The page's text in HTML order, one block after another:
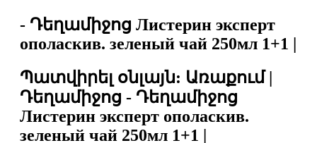
- Դեղամիջոց Листерин эксперт
ополаскив. зеленый чай 250мл 1+1 |
Պատվիրել օնլայն: Առաքում |
Դեղամիջոց - Դեղամիջոց
Листерин эксперт ополаскив.
зеленый чай 250мл 1+1 |